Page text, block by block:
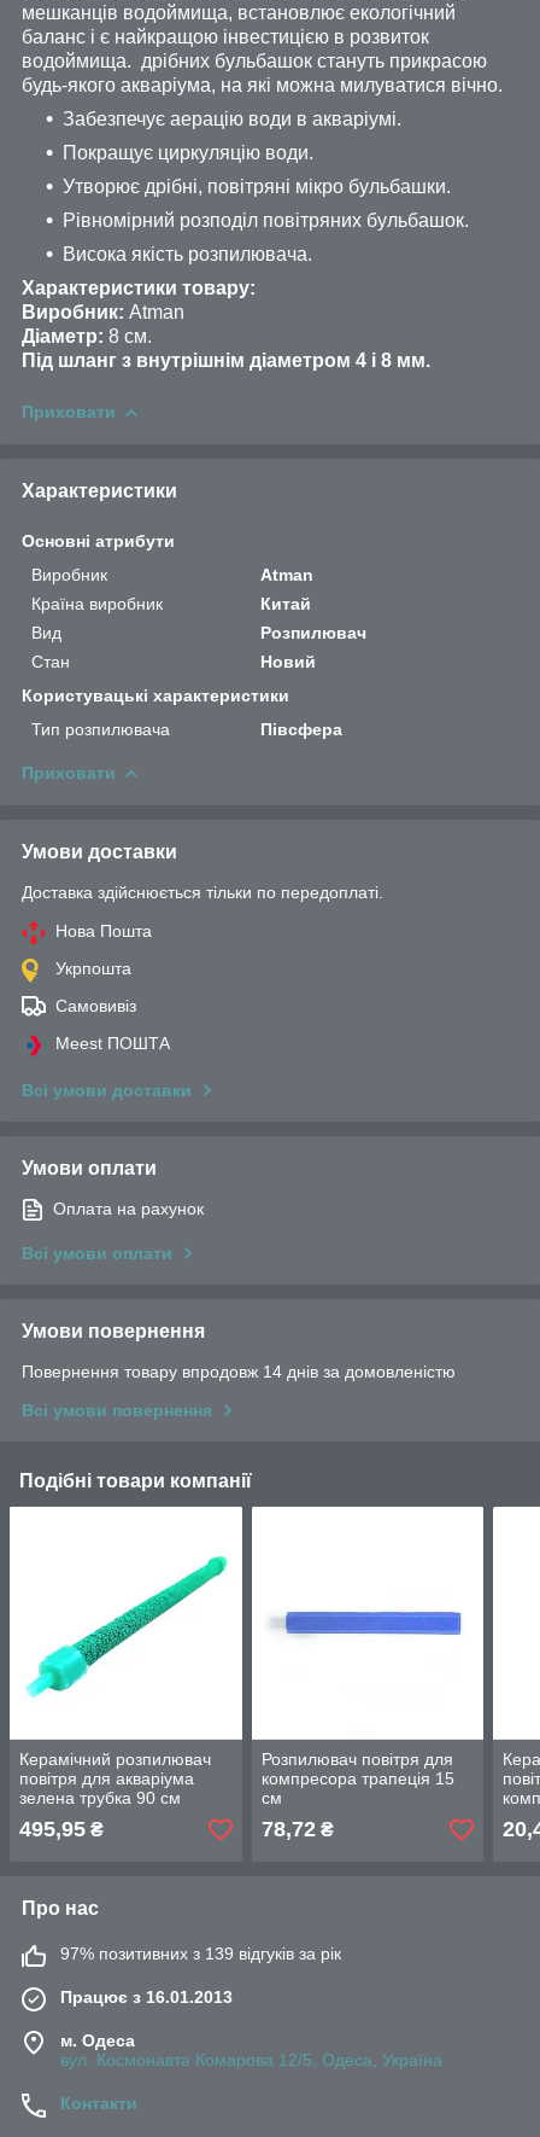
мешканців водоймища, встановлює екологічний
баланс і є найкращою інвестицією в розвиток
водоймища. дрібних бульбашок стануть прикрасою
будь-якого акваріума, на які можна милуватися вічно.
Забезпечує аерацію води в акваріумі.
Покращує циркуляцію води.
Утворює дрібні, повітряні мікро бульбашки.
Рівномірний розподіл повітряних бульбашок.
Висока якість розпилювача.
Характеристики товару:
Виробник: Atman
Діаметр: 8 см.
Під шланг з внутрішнім діаметром 4 і 8 мм.
Приховати
Характеристики
Основні атрибути
Виробник
Atman
Країна виробник
Китай
Вид
Розпилювач
Стан
Новий
Користувацькі характеристики
Тип розпилювача
Півсфера
Приховати
Умови доставки
Доставка здійснюється тільки по передоплаті.
Нова Пошта
Укрпошта
Самовивіз
Meest ПОШТА
Всі умови доставки
Умови оплати
Оплата на рахунок
Всі умови оплати
Умови повернення
Повернення товару впродовж 14 днів за домовленістю
Всі умови повернення
Подібні товари компанії
Керамічний розпилювач
повітря для акваріума
зелена трубка 90 см
495,95 ₴
Розпилювач повітря для
компресора трапеція 15
см
78,72₴
Про нас
97% позитивних з 139 відгуків за рік
Працює з 16.01.2013
м. Одеса
вул. Космонавта Комарова 12/5, Одеса, Україна
Контакти